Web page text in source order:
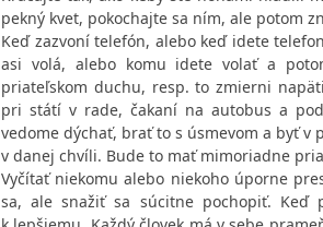
pekný kvet, pokochajte sa ním, ale potom
Keď zazvoní telefón, alebo keď idete
asi volá, alebo komu idete volať a
priateľskom duchu, resp. to zmierni
pri státí v rade, čakaní na autobus a
vedome dýchať, brať to s úsmevom a byť
v danej chvíli. Bude to mať mimoriadne
Vyčítať niekomu alebo niekoho úporne
sa, ale snažiť sa súcitne pochopiť. Keď